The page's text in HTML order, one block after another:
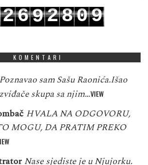
2692809
KOMENTARI
Poznavao sam Sašu Raonića.Išao
skupa sa njim…VIEW
HVALA NA ODGOVORU,
MOGU, DA PRATIM PREKO
Nase sjediste je u Njujorku.